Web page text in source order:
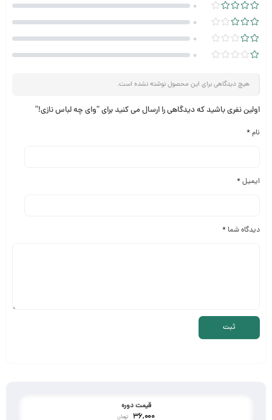
0
0
0
0
هیچ دیدگاهی برای این محصول نوشته نشده است.
اولین نفری باشید که دیدگاهی را ارسال می کنید برای “وای چه لباس نازی!”
نام*
ایمیل*
دیدگاه شما*
قیمت دوره
36,000 تومان